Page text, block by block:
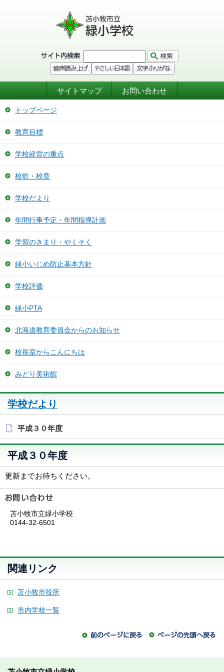
サイトマップ お問い合わせ
トップページ
教育目標
学校経営の重点
校歌・校章
学校だより
年間行事予定・年間指導計画
学習のきまり・やくそく
緑小いじめ防止基本方針
学校評価
緑小PTA
北海道教育委員会からのお知らせ
校長室からこんにちは
みどり美術館
学校だより
平成３０年度
平成３０年度
更新までお待ちください。
苫小牧市立緑小学校
0144-32-6501
関連リンク
苫小牧市役所
市内学校一覧